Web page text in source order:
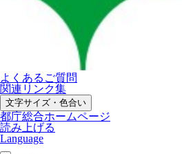
よくあるご質問
関連リンク集
文字サイズ・色合い
都庁総合ホームページ
読み上げる
Language